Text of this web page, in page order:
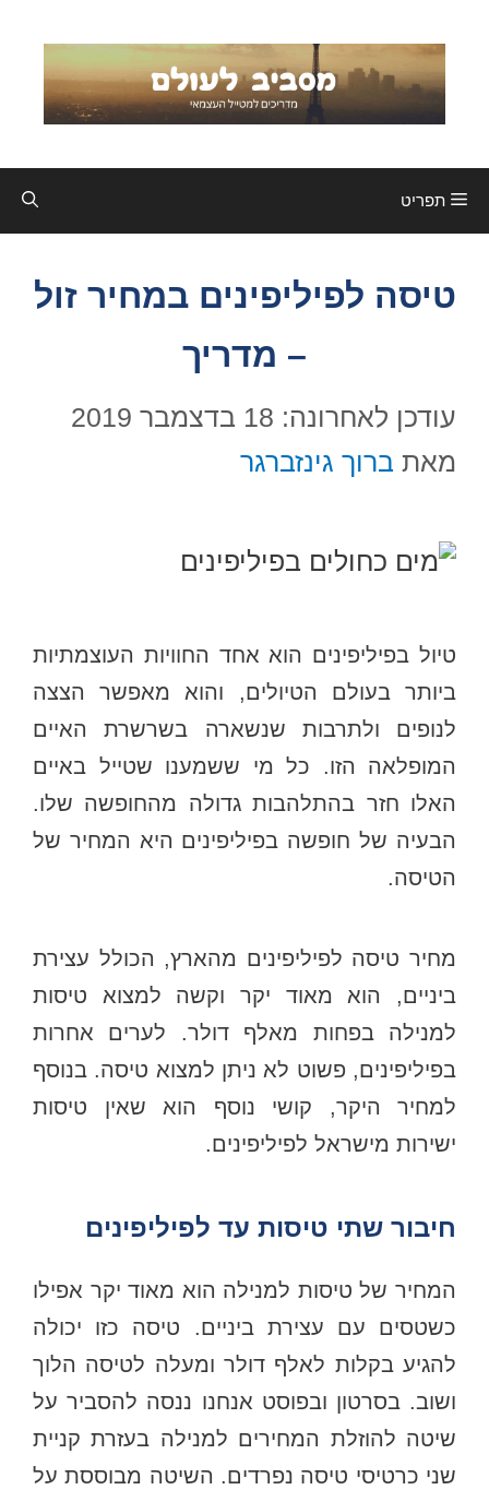
לתוכן
תפריט
טיסה לפיליפינים במחיר זול
– מדריך
עודכן לאחרונה: 18 בדצמבר 2019
מאת ברוך גינזברגר
טיול בפיליפינים הוא אחד החוויות העוצמתיות
ביותר בעולם הטיולים, והוא מאפשר הצצה
לנופים ולתרבות שנשארה בשרשרת האיים
המופלאה הזו. כל מי ששמענו שטייל באיים
האלו חזר בהתלהבות גדולה מהחופשה שלו.
הבעיה של חופשה בפיליפינים היא המחיר של
הטיסה.
מחיר טיסה לפיליפינים מהארץ, הכולל עצירת
ביניים, הוא מאוד יקר וקשה למצוא טיסות
למנילה בפחות מאלף דולר. לערים אחרות
בפיליפינים, פשוט לא ניתן למצוא טיסה. בנוסף
למחיר היקר, קושי נוסף הוא שאין טיסות
ישירות מישראל לפיליפינים.
חיבור שתי טיסות עד לפיליפינים
המחיר של טיסות למנילה הוא מאוד יקר אפילו
כשטסים עם עצירת ביניים. טיסה כזו יכולה
להגיע בקלות לאלף דולר ומעלה לטיסה הלוך
ושוב. בסרטון ובפוסט אנחנו ננסה להסביר על
שיטה להוזלת המחירים למנילה בעזרת קניית
שני כרטיסי טיסה נפרדים. השיטה מבוססת על